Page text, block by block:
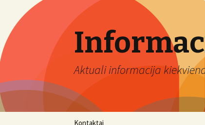
Aktuali informacija
Kontaktai